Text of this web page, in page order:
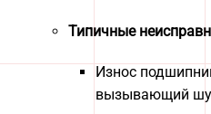
Типичные
Износ
вызывающий